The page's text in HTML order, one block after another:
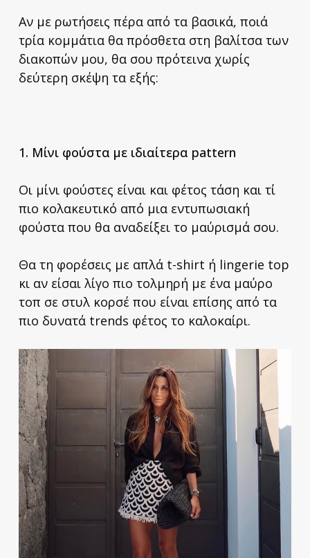
Αν με ρωτήσεις πέρα από τα βασικά, ποιά
τρία κομμάτια θα πρόσθετα στη βαλίτσα των
διακοπών μου, θα σου πρότεινα χωρίς
δεύτερη σκέψη τα εξής:
1. Μίνι φούστα με ιδιαίτερα pattern
Οι μίνι φούστες είναι και φέτος τάση και τί
πιο κολακευτικό από μια εντυπωσιακή
φούστα που θα αναδείξει το μαύρισμά σου.
Θα τη φορέσεις με απλά t-shirt ή lingerie top
κι αν είσαι λίγο πιο τολμηρή με ένα μαύρο
τοπ σε στυλ κορσέ που είναι επίσης από τα
πιο δυνατά trends φέτος το καλοκαίρι.